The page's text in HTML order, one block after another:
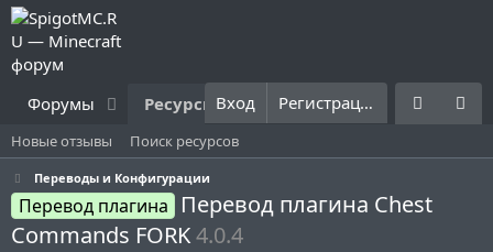
Форумы Ресурсы Что нового? Правила
Вход Регистрация
Новые отзывы Поиск ресурсов
Переводы и Конфигурации
Перевод плагина
Перевод плагина Chest
Commands FORK4.0.4